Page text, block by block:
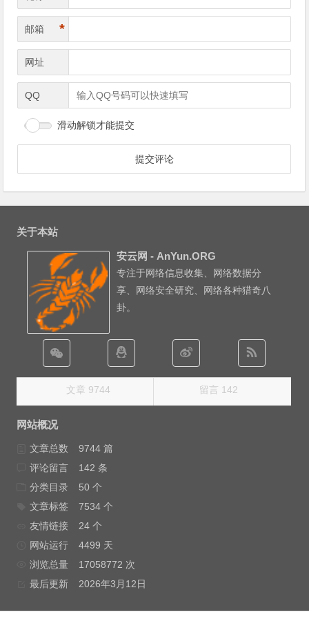
邮箱 *
网址
QQ
滑动解锁才能提交
关于本站
安云网 - AnYun.ORG
专注于网络信息收集、网络数据分
享、网络安全研究、网络各种猎奇八
卦。
文章 9744 留言 142
网站概况
文章总数
9744 篇
评论留言
142 条
分类目录
50 个
文章标签
7534 个
友情链接
24 个
网站运行
4499 天
浏览总量
17058772 次
最后更新
2026年3月12日